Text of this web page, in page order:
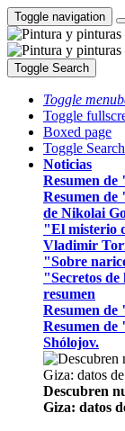
Toggle navigation
Toggle Search
Toggle
Toggle
Boxed page
Toggle Search
Noticias
Resumen
Resumen
de Nikolai
"El misterio
Vladimir
"Sobre
"Secretos
resumen
Resumen
Resumen
Shólojov.
Descubren
Giza: datos